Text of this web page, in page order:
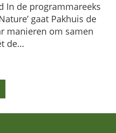
In de programmareeks
gaat Pakhuis de
manieren om samen
de…